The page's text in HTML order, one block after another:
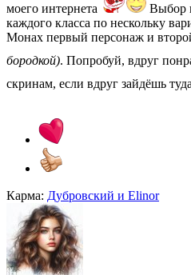
моего интернета
Выбор
каждого класса по нескольку
Монах первый персонаж и
бородкой). Попробуй, вдруг
скринам, если вдруг зайдёшь
Карма: Дубровский и Elinor